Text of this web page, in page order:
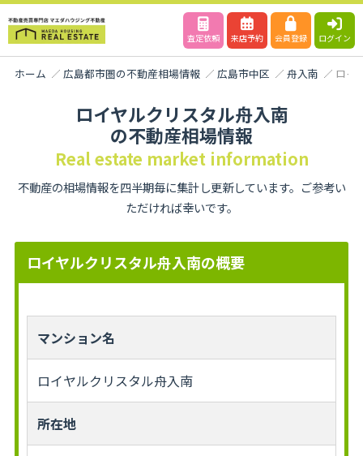
査定依頼 来店予約 会員登録 ログイン
ホーム 広島都市圏の不動産相場情報 広島市中区 舟入南 ロイ
ロイヤルクリスタル舟入南
の不動産相場情報
Real estate market information
不動産の相場情報を四半期毎に集計し更新しています。ご参考い
ただければ幸いです。
ロイヤルクリスタル舟入南の概要
マンション名
ロイヤルクリスタル舟入南
所在地